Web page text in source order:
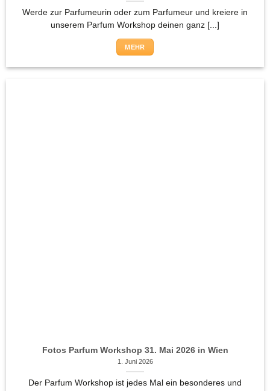
Werde zur Parfumeurin oder zum Parfumeur und kreiere in
unserem Parfum Workshop deinen ganz [...]
MEHR
Fotos Parfum Workshop 31. Mai 2026 in Wien
1. Juni 2026
Der Parfum Workshop ist jedes Mal ein besonderes und